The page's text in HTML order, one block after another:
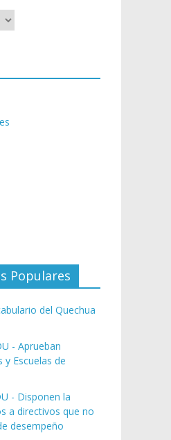
Populares
del Quechua
- Aprueban
Escuelas de
- Disponen la
a directivos que no
desempeño